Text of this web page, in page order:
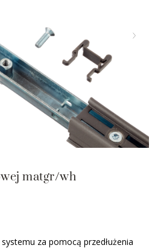
matgr/wh
za pomocą przedłużenia